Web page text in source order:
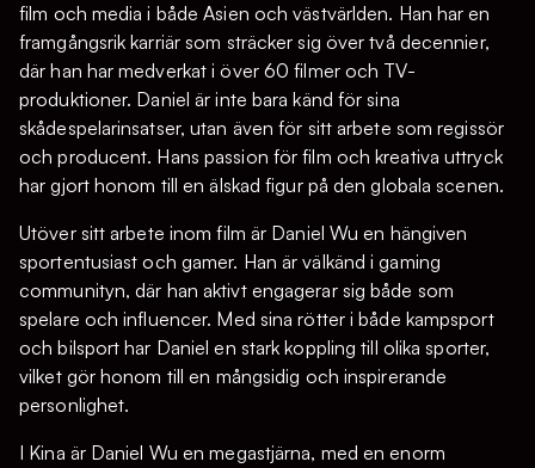
film och media i både Asien och västvärlden. Han har en
framgångsrik karriär som sträcker sig över två decennier,
där han har medverkat i över 60 filmer och TV-
produktioner. Daniel är inte bara känd för sina
skådespelarinsatser, utan även för sitt arbete som regissör
och producent. Hans passion för film och kreativa uttryck
har gjort honom till en älskad figur på den globala scenen.
Utöver sitt arbete inom film är Daniel Wu en hängiven
sportentusiast och gamer. Han är välkänd i gaming
communityn, där han aktivt engagerar sig både som
spelare och influencer. Med sina rötter i både kampsport
och bilsport har Daniel en stark koppling till olika sporter,
vilket gör honom till en mångsidig och inspirerande
personlighet.
I Kina är Daniel Wu en megastjärna, med en enorm